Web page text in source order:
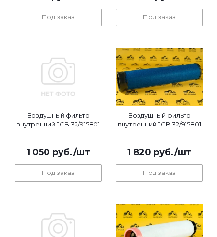
Под заказ Под заказ
Воздушный фильтр
внутренний JCB 32/915801
1 050 руб./шт
Под заказ
Воздушный фильтр
внутренний JCB 32/915801
1 820 руб./шт
Под заказ